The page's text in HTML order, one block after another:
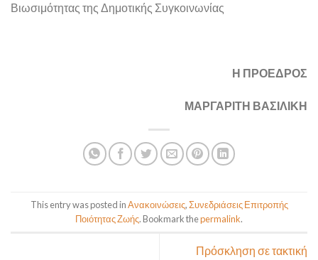
Βιωσιμότητας της Δημοτικής Συγκοινωνίας
Η ΠΡΟΕΔΡΟΣ
ΜΑΡΓΑΡΙΤΗ ΒΑΣΙΛΙΚΗ
This entry was posted inΑνακοινώσεις,Συνεδριάσεις Επιτροπής
Ποιότητας Ζωής. Bookmark thepermalink.
Πρόσκληση σε τακτική